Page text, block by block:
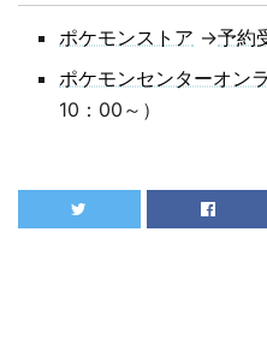
ポケモンストア →予約
ポケモンセンターオン
10：00～）